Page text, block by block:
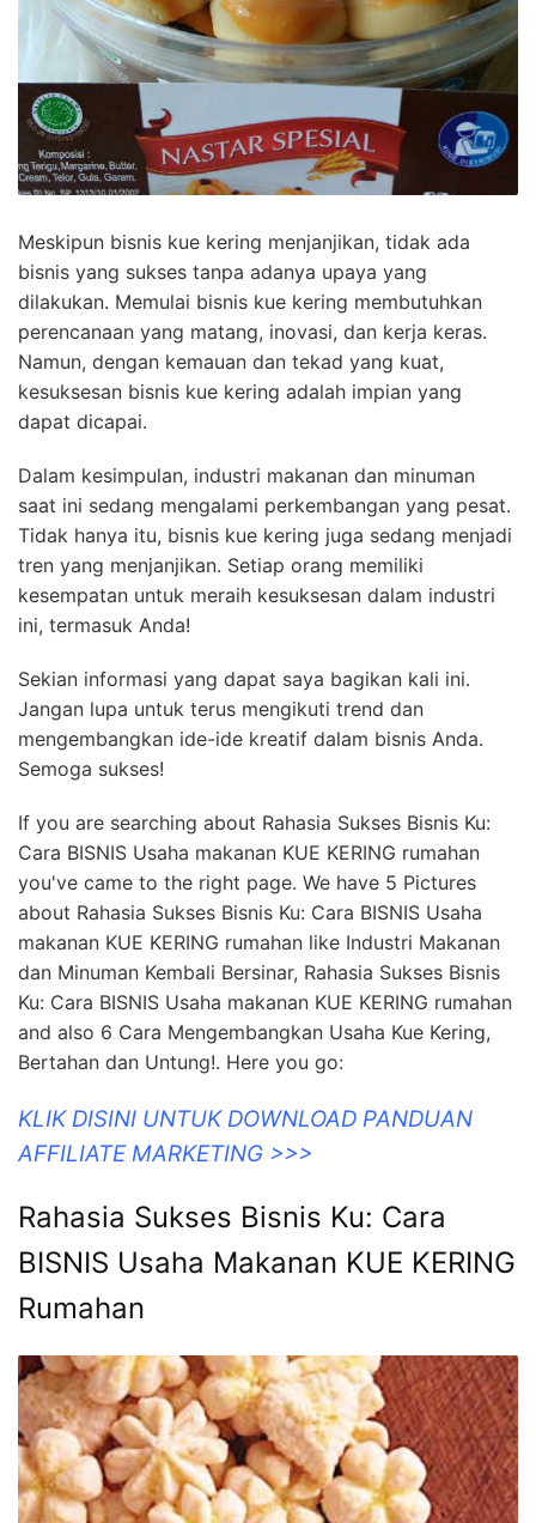
Meskipun bisnis kue kering menjanjikan, tidak ada
bisnis yang sukses tanpa adanya upaya yang
dilakukan. Memulai bisnis kue kering membutuhkan
perencanaan yang matang, inovasi, dan kerja keras.
Namun, dengan kemauan dan tekad yang kuat,
kesuksesan bisnis kue kering adalah impian yang
dapat dicapai.
Dalam kesimpulan, industri makanan dan minuman
saat ini sedang mengalami perkembangan yang pesat.
Tidak hanya itu, bisnis kue kering juga sedang menjadi
tren yang menjanjikan. Setiap orang memiliki
kesempatan untuk meraih kesuksesan dalam industri
ini, termasuk Anda!
Sekian informasi yang dapat saya bagikan kali ini.
Jangan lupa untuk terus mengikuti trend dan
mengembangkan ide-ide kreatif dalam bisnis Anda.
Semoga sukses!
If you are searching about Rahasia Sukses Bisnis Ku:
Cara BISNIS Usaha makanan KUE KERING rumahan
you've came to the right page. We have 5 Pictures
about Rahasia Sukses Bisnis Ku: Cara BISNIS Usaha
makanan KUE KERING rumahan like Industri Makanan
dan Minuman Kembali Bersinar, Rahasia Sukses Bisnis
Ku: Cara BISNIS Usaha makanan KUE KERING rumahan
and also 6 Cara Mengembangkan Usaha Kue Kering,
Bertahan dan Untung!. Here you go:
KLIK DISINI UNTUK DOWNLOAD PANDUAN
AFFILIATE MARKETING >>>
Rahasia Sukses Bisnis Ku: Cara
BISNIS Usaha Makanan KUE KERING
Rumahan